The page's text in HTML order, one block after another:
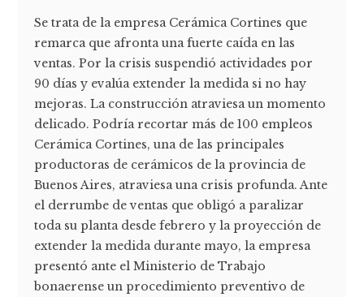
Se trata de la empresa Cerámica Cortines que
remarca que afronta una fuerte caída en las
ventas. Por la crisis suspendió actividades por
90 días y evalúa extender la medida si no hay
mejoras. La construcción atraviesa un momento
delicado. Podría recortar más de 100 empleos
Cerámica Cortines, una de las principales
productoras de cerámicos de la provincia de
Buenos Aires, atraviesa una crisis profunda. Ante
el derrumbe de ventas que obligó a paralizar
toda su planta desde febrero y la proyección de
extender la medida durante mayo, la empresa
presentó ante el Ministerio de Trabajo
bonaerense un procedimiento preventivo de